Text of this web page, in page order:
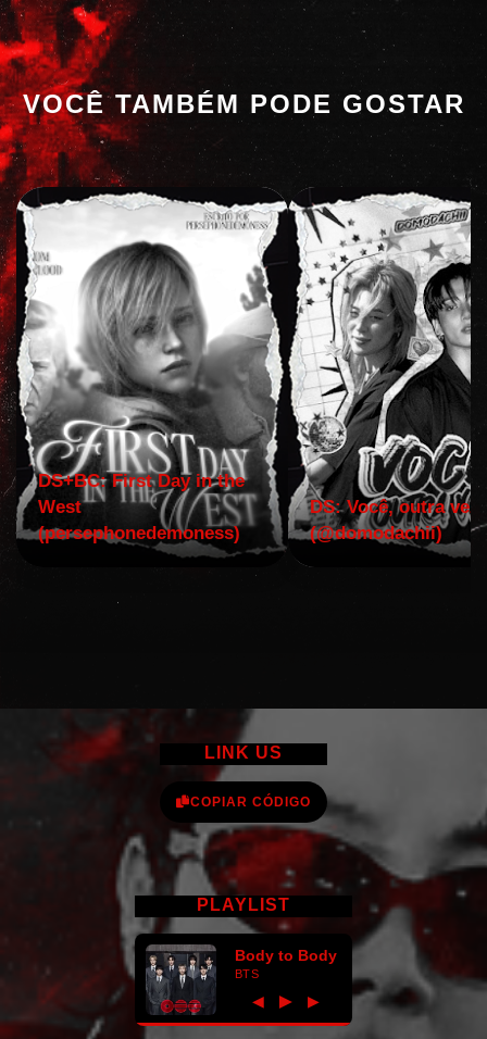
VOCÊ TAMBÉM PODE GOSTAR
DS+BC: First Day in the
West
(persephonedemoness)
DS: Você, outra vez!
(@domodachii)
LINK US
COPIAR CÓDIGO
PLAYLIST
Body to Body
BTS
◀ ► ▶